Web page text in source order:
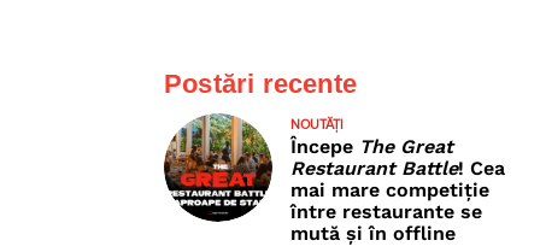
Postări recente
NOUTĂȚI
Începe The Great
Restaurant Battle! Cea
mai mare competiție
între restaurante se
mută și în offline